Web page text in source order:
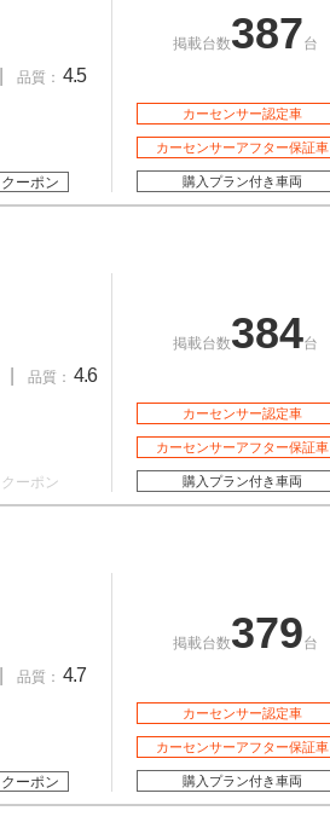
品質： 4.5
クーポン
掲載台数387台
カーセンサー認定車
カーセンサーアフター保証車
購入プラン付き車両
品質： 4.6
クーポン
掲載台数384台
カーセンサー認定車
カーセンサーアフター保証車
購入プラン付き車両
品質： 4.7
クーポン
掲載台数379台
カーセンサー認定車
カーセンサーアフター保証車
購入プラン付き車両